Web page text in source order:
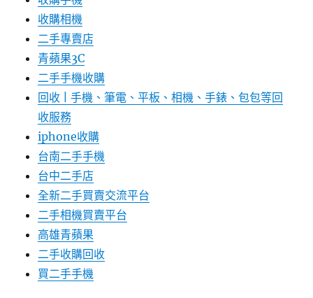
收購相機
二手專賣店
青蘋果3C
二手手機收購
回收 | 手機、筆電、平板、相機、手錶、包包等回
收服務
iphone收購
台南二手手機
台中二手店
全新二手買賣交流平台
二手相機買賣平台
高雄青蘋果
二手收購回收
買二手手機